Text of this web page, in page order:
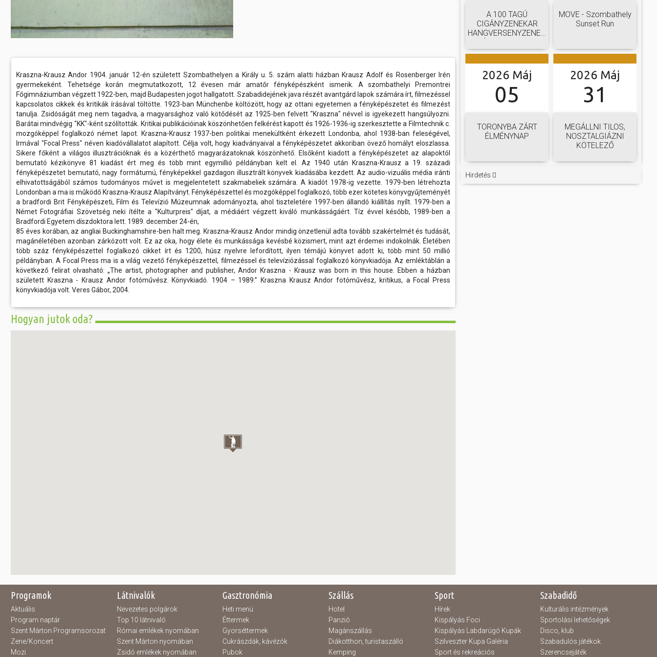
A 100 TAGÚ
CIGÁNYZENEKAR
HANGVERSENYZENEKARI
MOVE - Szombathely
Sunset Run
2026 Máj
05
TORONYBA ZÁRT
ÉLMÉNYNAP
2026 Máj
31
MEGÁLLNI TILOS,
NOSZTALGIÁZNI
KÖTELEZŐ
Hirdetés
Kraszna-Krausz Andor 1904. január 12-én született Szombathelyen a Király u. 5. szám alatti házban Krausz Adolf és Rosenberger Irén
gyermekeként. Tehetsége korán megmutatkozott, 12 évesen már amatőr fényképészként ismerik. A szombathelyi Premontrei
Főgimnáziumban végzett 1922-ben, majd Budapesten jogot hallgatott. Szabadidejének java részét avantgárd lapok számára írt, filmezéssel
kapcsolatos cikkek és kritikák írásával töltötte. 1923-ban Münchenbe költözött, hogy az ottani egyetemen a fényképészetet és filmezést
tanulja. Zsidóságát meg nem tagadva, a magyarsághoz való kötődését az 1925-ben felvett "Kraszna" névvel is igyekezett hangsúlyozni.
Barátai mindvégig "KK"-ként szólították. Kritikai publikációinak köszönhetően felkérést kapott és 1926-1936-ig szerkesztette a Filmtechnik c.
mozgóképpel foglalkozó német lapot. Kraszna-Krausz 1937-ben politikai menekültként érkezett Londonba, ahol 1938-ban feleségével,
Irmával "Focal Press" néven kiadóvállalatot alapított. Célja volt, hogy kiadványaival a fényképészetet akkoriban övező homályt eloszlassa.
Sikere főként a világos illusztrációknak és a közérthető magyarázatoknak köszönhető. Elsőként kiadott a fényképészetet az alapoktól
bemutató kézikönyve 81 kiadást ért meg és több mint egymillió példányban kelt el. Az 1940 után Kraszna-Krausz a 19. századi
fényképészetet bemutató, nagy formátumú, fényképekkel gazdagon illusztrált könyvek kiadásába kezdett. Az audio-vizuális média iránti
elhivatottságából számos tudományos művet is megjelentetett szakmabeliek számára. A kiadót 1978-ig vezette. 1979-ben létrehozta
Londonban a ma is működő Kraszna-Krausz Alapítványt. Fényképészettel és mozgóképpel foglalkozó, több ezer kötetes könyvgyűjteményét
a bradfordi Brit Fényképészeti, Film és Televízió Múzeumnak adományozta, ahol tiszteletére 1997-ben állandó kiállítás nyílt. 1979-ben a
Német Fotográfiai Szövetség neki ítélte a "Kulturpreis" díjat, a médiáért végzett kiváló munkásságáért. Tíz évvel később, 1989-ben a
Bradfordi Egyetem díszdoktora lett. 1989. december 24-én,
85 éves korában, az angliai Buckinghamshire-ben halt meg. Kraszna-Krausz Andor mindig önzetlenül adta tovább szakértelmét és tudását,
magánéletében azonban zárkózott volt. Ez az oka, hogy élete és munkássága kevésbé közismert, mint azt érdemei indokolnák. Életében
több száz fényképészettel foglalkozó cikket írt és 1200, húsz nyelvre lefordított, ilyen témájú könyvet adott ki, több mint 50 millió
példányban. A Focal Press ma is a világ vezető fényképészettel, filmezéssel és televíziózással foglalkozó könyvkiadója. Az emléktáblán a
következő felirat olvasható: „The artist, photographer and publisher, Andor Kraszna - Krausz was born in this house. Ebben a házban
született Kraszna - Krausz Andor fotóművész. Könyvkiadó. 1904 – 1989.” Kraszna Krausz Andor fotóművész, kritikus, a Focal Press
könyvkiadója volt. Veres Gábor, 2004.
Hogyan jutok oda?
Programok
Aktuális
Program naptár
Szent Márton Programsorozat
Zene/Koncert
Mozi
Látnivalók
Nevezetes polgárok
Top 10 látnivaló
Római emlékek nyomában
Szent Márton nyomában
Zsidó emlékek nyomában
Gasztronómia
Heti menü
Éttermek
Gyorséttermek
Cukrászdák, kávézók
Pubok
Szállás
Hotel
Panzió
Magánszállás
Diákotthon, turistaszálló
Kemping
Sport
Hírek
Kispályás Foci
Kispályás Labdarúgó Kupák
Szilveszter Kupa Galéria
Sport és rekreációs
Szabadidő
Kulturális intézmények
Sportolási lehetőségek
Disco, klub
Szabadulós játékok
Szerencsejáték